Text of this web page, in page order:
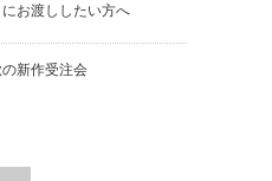
お渡ししたい方へ
の新作受注会